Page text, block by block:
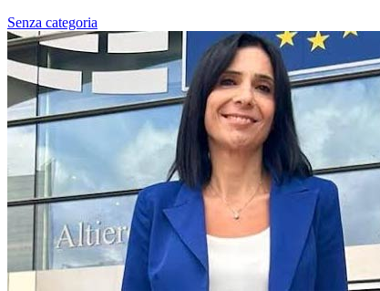
Senza categoria